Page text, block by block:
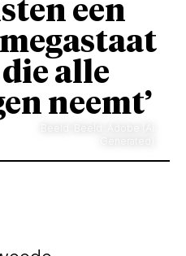
een
alle
neemt’